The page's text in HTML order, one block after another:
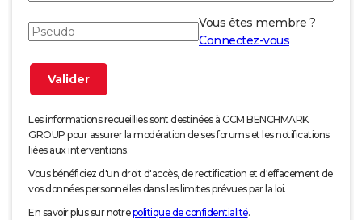
Vous êtes membre ?
Connectez-vous
Les informations recueillies sont destinées à CCM BENCHMARK
GROUP pour assurer la modération de ses forums et les notifications
liées aux interventions.
Vous bénéficiez d'un droit d'accès, de rectification et d'effacement de
vos données personnelles dans les limites prévues par la loi.
En savoir plus sur notrepolitique de confidentialité.